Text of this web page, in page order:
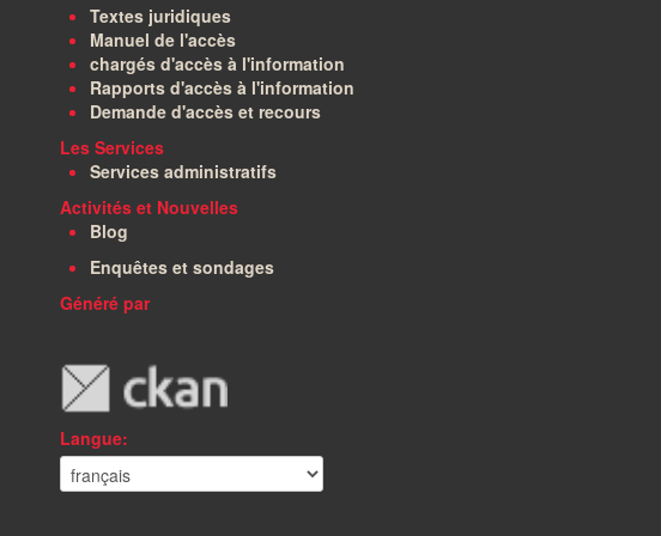
Textes juridiques
Manuel de l'accès
chargés d'accès à l'information
Rapports d'accès à l'information
Demande d'accès et recours
Les Services
Services administratifs
Activités et Nouvelles
Blog
Enquêtes et sondages
Généré par
Langue